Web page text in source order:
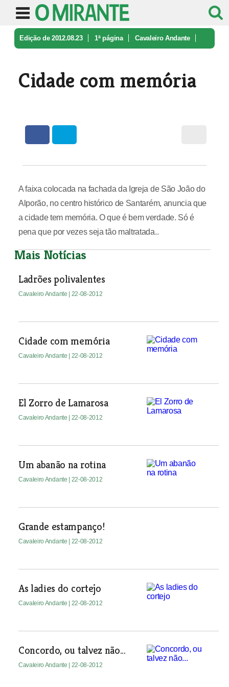
Edição de 2012.08.23 1ª página Cavaleiro Andante
Cidade com memória
A faixa colocada na fachada da Igreja de São João do
Alporão, no centro histórico de Santarém, anuncia que
a cidade tem memória. O que é bem verdade. Só é
pena que por vezes seja tão maltratada..
Mais Notícias
Ladrões polivalentes
Cavaleiro Andante | 22-08-2012
Cidade com memória
Cavaleiro Andante | 22-08-2012
El Zorro de Lamarosa
Cavaleiro Andante | 22-08-2012
Um abanão na rotina
Cavaleiro Andante | 22-08-2012
Grande estampanço!
Cavaleiro Andante | 22-08-2012
As ladies do cortejo
Cavaleiro Andante | 22-08-2012
Concordo, ou talvez não...
Cavaleiro Andante | 22-08-2012